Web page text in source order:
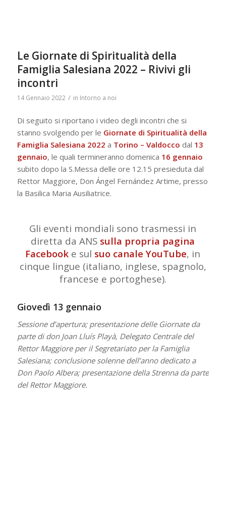
Le Giornate di Spiritualità della
Famiglia Salesiana 2022 – Rivivi gli
incontri
14 Gennaio 2022 / in Intorno a noi
Di seguito si riportano i video degli incontri che si
stanno svolgendo per le Giornate di Spiritualità della
Famiglia Salesiana 2022 a Torino – Valdocco dal 13
gennaio, le quali termineranno domenica 16 gennaio
subito dopo la S.Messa delle ore 12.15 presieduta dal
Rettor Maggiore, Don Ángel Fernández Artime, presso
la Basilica Maria Ausiliatrice.
Gli eventi mondiali sono trasmessi in
diretta da ANS sulla propria pagina
Facebook e sul suo canale YouTube, in
cinque lingue (italiano, inglese, spagnolo,
francese e portoghese).
Giovedì 13 gennaio
Sessione d’apertura; presentazione delle Giornate da
parte di don Joan Lluís Playà, Delegato Centrale del
Rettor Maggiore per il Segretariato per la Famiglia
Salesiana; conclusione solenne dell’anno dedicato a
Don Paolo Albera; presentazione della Strenna da parte
del Rettor Maggiore.